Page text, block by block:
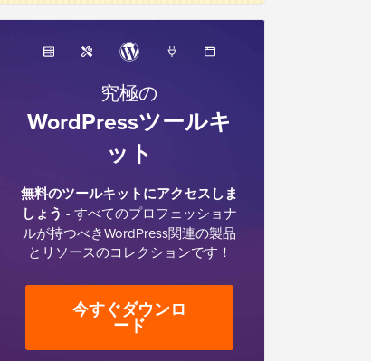
究極の
WordPressツールキ
ット
無料のツールキットにアクセスしま
しょう - すべてのプロフェッショナ
ルが持つべきWordPress関連の製品
とリソースのコレクションです！
今すぐダウンロ
ード